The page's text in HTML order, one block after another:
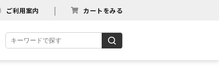
ご利用案内 カートをみる